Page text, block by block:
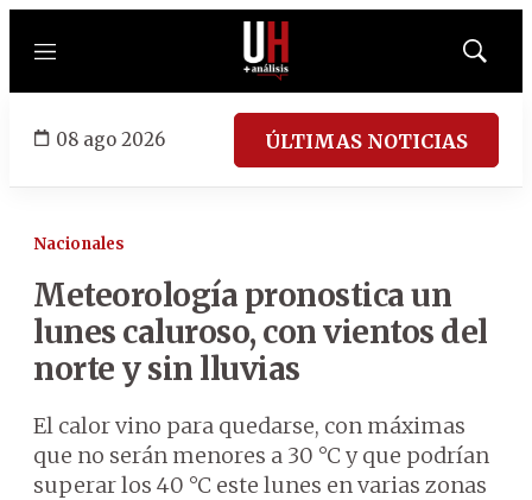
Menú
Mostrar
08 ago 2026 ÚLTIMAS NOTICIAS
Nacionales
Meteorología pronostica un
lunes caluroso, con vientos del
norte y sin lluvias
El calor vino para quedarse, con máximas
que no serán menores a 30 °C y que podrían
superar los 40 °C este lunes en varias zonas